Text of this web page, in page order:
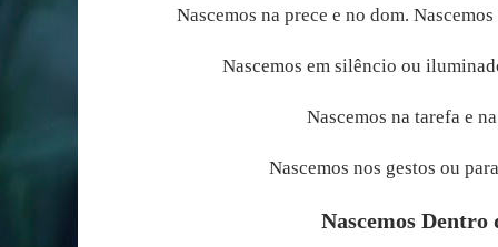
Nascemos na prece e no dom.
Nascemos em silêncio ou
Nascemos na tarefa e
Nascemos nos gestos ou
Nascemos Dentro